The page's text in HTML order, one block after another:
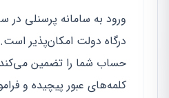
درگاه دولت امکان‌پذیر
حساب شما را تضمین
کلمه‌های عبور پیچیده و